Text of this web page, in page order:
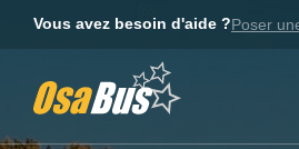
Vous avez besoin d'aide ?Poser